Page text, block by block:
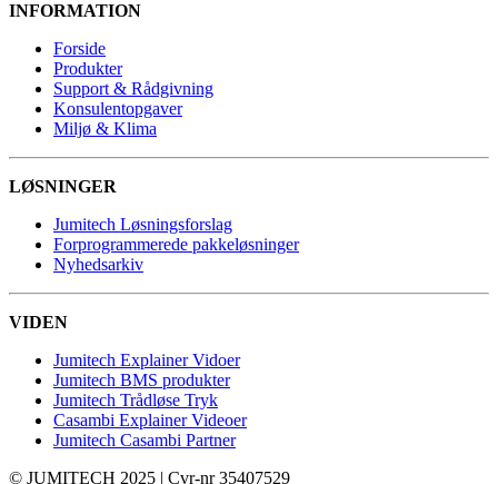
INFORMATION
Forside
Produkter
Support & Rådgivning
Konsulentopgaver
Miljø & Klima
LØSNINGER
Jumitech Løsningsforslag
Forprogrammerede pakkeløsninger
Nyhedsarkiv
VIDEN
Jumitech Explainer Vidoer
Jumitech BMS produkter
Jumitech Trådløse Tryk
Casambi Explainer Videoer
Jumitech Casambi Partner
© JUMITECH 2025 | Cvr-nr 35407529